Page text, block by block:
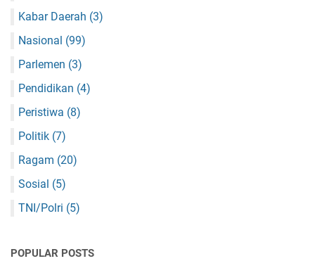
Kabar Daerah (3)
Nasional (99)
Parlemen (3)
Pendidikan (4)
Peristiwa (8)
Politik (7)
Ragam (20)
Sosial (5)
TNI/Polri (5)
POPULAR POSTS